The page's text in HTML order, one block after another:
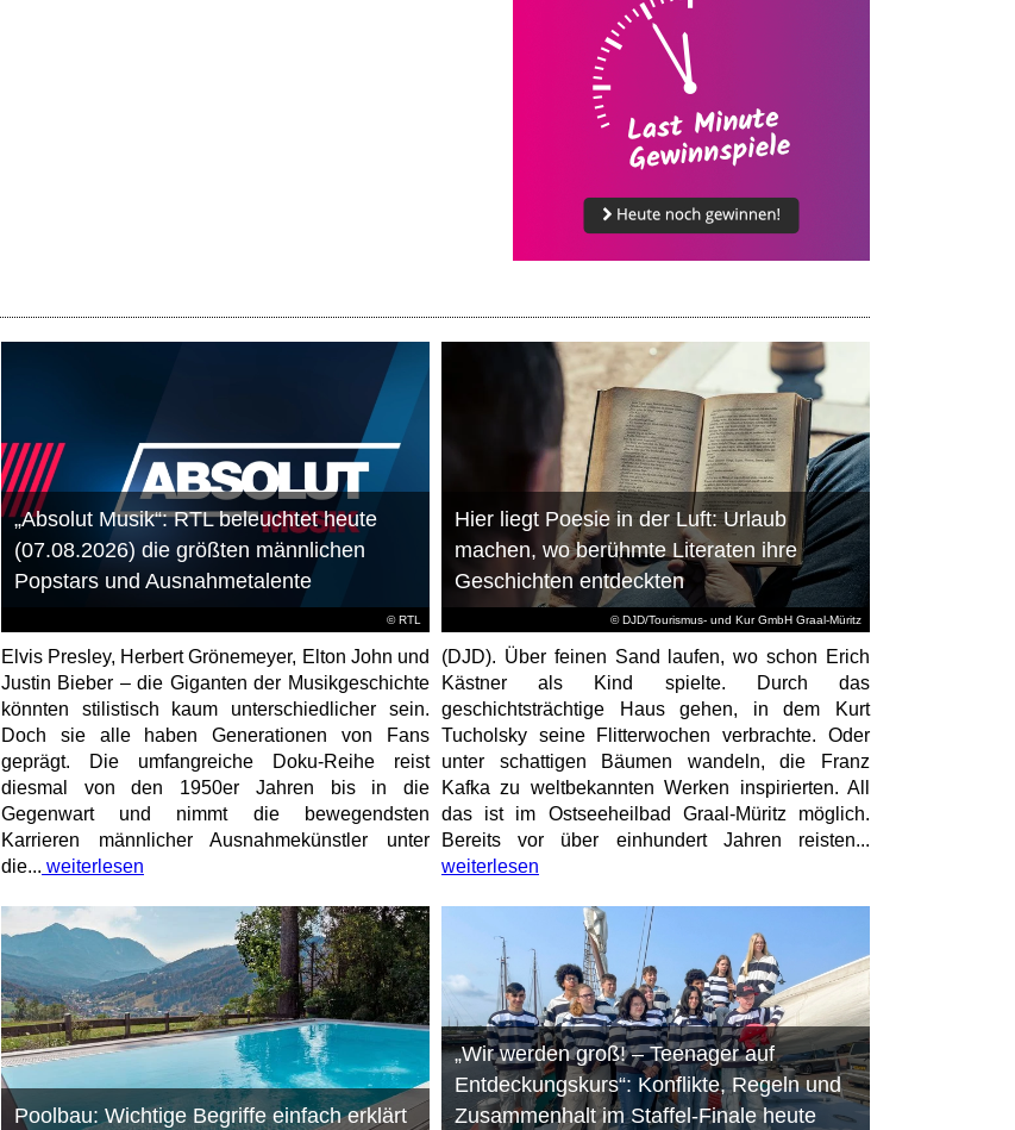
© RTL
„Absolut Musik“: RTL beleuchtet heute
(07.08.2026) die größten männlichen
Popstars und Ausnahmetalente
Elvis Presley, Herbert Grönemeyer, Elton John und
Justin Bieber – die Giganten der Musikgeschichte
könnten stilistisch kaum unterschiedlicher sein.
Doch sie alle haben Generationen von Fans
geprägt. Die umfangreiche Doku-Reihe reist
diesmal von den 1950er Jahren bis in die
Gegenwart und nimmt die bewegendsten
Karrieren männlicher Ausnahmekünstler unter
die... weiterlesen
© DJD/Tourismus- und Kur GmbH Graal-Müritz
Hier liegt Poesie in der Luft: Urlaub
machen, wo berühmte Literaten ihre
Geschichten entdeckten
(DJD). Über feinen Sand laufen, wo schon Erich
Kästner als Kind spielte. Durch das
geschichtsträchtige Haus gehen, in dem Kurt
Tucholsky seine Flitterwochen verbrachte. Oder
unter schattigen Bäumen wandeln, die Franz
Kafka zu weltbekannten Werken inspirierten. All
das ist im Ostseeheilbad Graal-Müritz möglich.
Bereits vor über einhundert Jahren reisten...
weiterlesen
Poolbau: Wichtige Begriffe einfach erklärt
„Wir werden groß! – Teenager auf
Entdeckungskurs“: Konflikte, Regeln und
Zusammenhalt im Staffel-Finale heute